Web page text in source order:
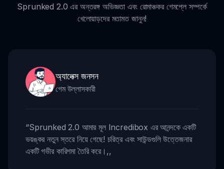
Sprunked 2.0 এর অন্তরঙ্গ অভিজ্ঞতা এবং রোমাঞ্চকর গেমপ্লে সম্পর্কে
খেলোয়াড়দের মতামত জানুন!
অ্যালেক্স জনসন
গেম উল্লাসকারী
“Sprunked 2.0 আমার মূল Incredibox এর আনন্দকে একটি
ভয়ঙ্কর নতুন স্তরে নিয়ে গেছে! চরিত্র এবং সাউন্ডগুলি উত্তেজনার
একটি গভীর কারিশমা তৈরি করে। ,,